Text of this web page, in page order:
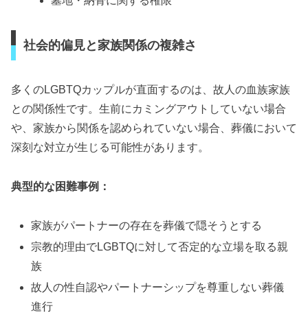
社会的偏見と家族関係の複雑さ
多くのLGBTQカップルが直面するのは、故人の血族家族
との関係性です。生前にカミングアウトしていない場合
や、家族から関係を認められていない場合、葬儀において
深刻な対立が生じる可能性があります。
典型的な困難事例：
家族がパートナーの存在を葬儀で隠そうとする
宗教的理由でLGBTQに対して否定的な立場を取る親
族
故人の性自認やパートナーシップを尊重しない葬儀
進行